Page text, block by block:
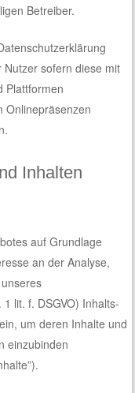
Betreiber.
sofern diese mit
Plattformen
Onlinepräsenzen
Inhalten
auf Grundlage
an der Analyse,
lit. f. DSGVO) Inhalts-
um deren Inhalte und
einzubinden